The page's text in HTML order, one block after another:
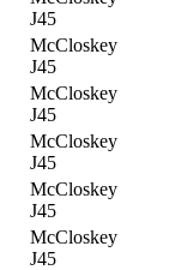
J45
McCloskey
J45
McCloskey
J45
McCloskey
J45
McCloskey
J45
McCloskey
J45